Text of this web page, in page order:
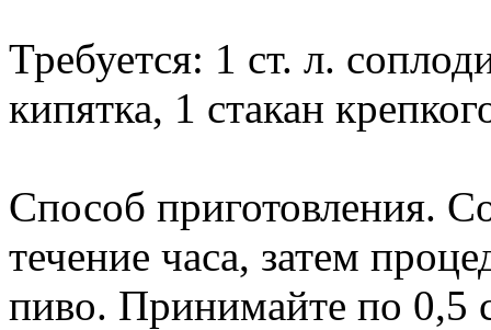
Требуется: 1 ст. л.
кипятка, 1 стакан
Способ приготовления.
течение часа, затем
пиво. Принимайте по 0,5